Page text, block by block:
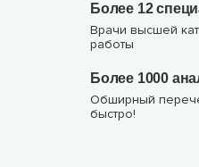
Более 12
Врачи высшей
работы
Более 1000
Обширный
быстро!